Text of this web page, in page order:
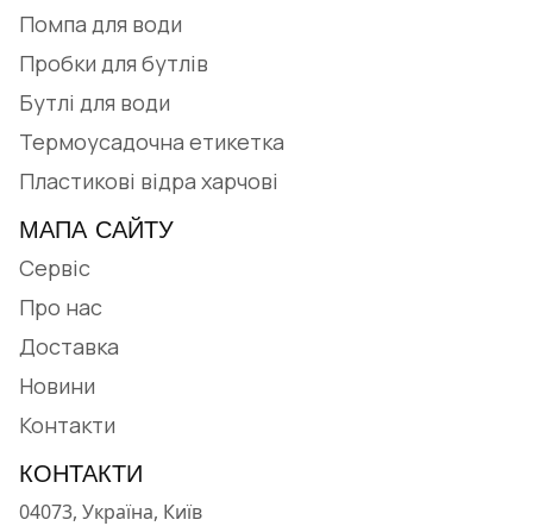
Помпа для води
Пробки для бутлів
Бутлі для води
Термоусадочна етикетка
Пластикові відра харчові
МАПА САЙТУ
Сервіс
Про нас
Доставка
Новини
Контакти
КОНТАКТИ
04073, Україна, Київ